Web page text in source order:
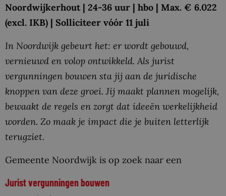
Noordwijkerhout | 24-36 uur | hbo | Max. € 6.022
(excl. IKB) | Solliciteer vóór 11 juli
In Noordwijk gebeurt het: er wordt gebouwd,
vernieuwd en volop ontwikkeld. Als jurist
vergunningen bouwen sta jij aan de juridische
knoppen van deze groei. Jij maakt plannen mogelijk,
bewaakt de regels en zorgt dat ideeën werkelijkheid
worden. Zo maak je impact die je buiten letterlijk
terugziet.
Gemeente Noordwijk is op zoek naar een
Jurist vergunningen bouwen